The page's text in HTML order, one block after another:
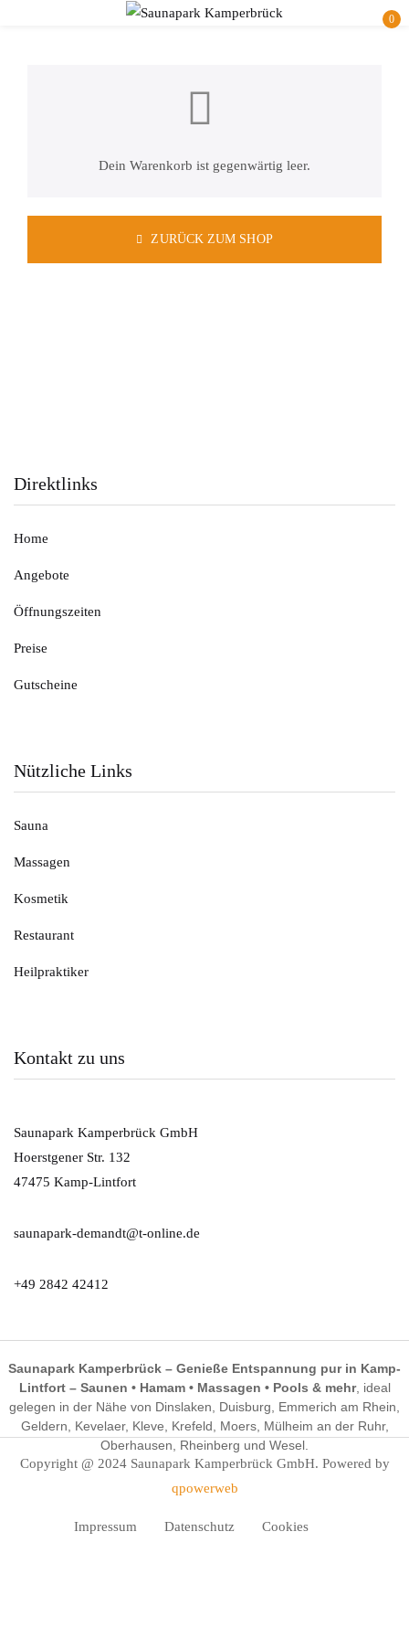
0
Dein Warenkorb ist gegenwärtig leer.
ZURÜCK ZUM SHOP
Direktlinks
Home
Angebote
Öffnungszeiten
Preise
Gutscheine
Nützliche Links
Sauna
Massagen
Kosmetik
Restaurant
Heilpraktiker
Kontakt zu uns
Saunapark Kamperbrück GmbH
Hoerstgener Str. 132
47475 Kamp-Lintfort
saunapark-demandt@t-online.de
+49 2842 42412
Saunapark Kamperbrück – Genieße Entspannung pur in Kamp-
Lintfort – Saunen • Hamam • Massagen • Pools & mehr, ideal
gelegen in der Nähe von Dinslaken, Duisburg, Emmerich am Rhein,
Geldern, Kevelaer, Kleve, Krefeld, Moers, Mülheim an der Ruhr,
Oberhausen, Rheinberg und Wesel.
Copyright @ 2024 Saunapark Kamperbrück GmbH. Powered by
qpowerweb
Impressum Datenschutz Cookies